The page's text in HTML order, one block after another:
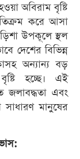
অবিরাম বৃষ্টি
করে আসা
উপকূলে স্থল
দেশের বিভিন্ন
অন্যান্য বড়
হচ্ছে। এই
জলাবদ্ধতা এবং
সাধারণ মানুষের